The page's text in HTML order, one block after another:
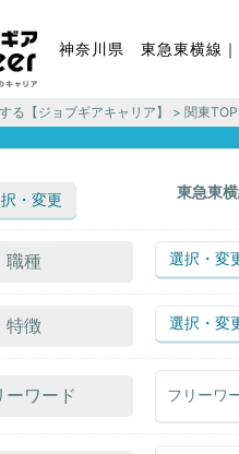
神奈川県 東急東横線｜
る【ジョブギアキャリア】 > 関東TOP
・変更 東急東
職種 選択・変
特徴 選択・変
ーワード